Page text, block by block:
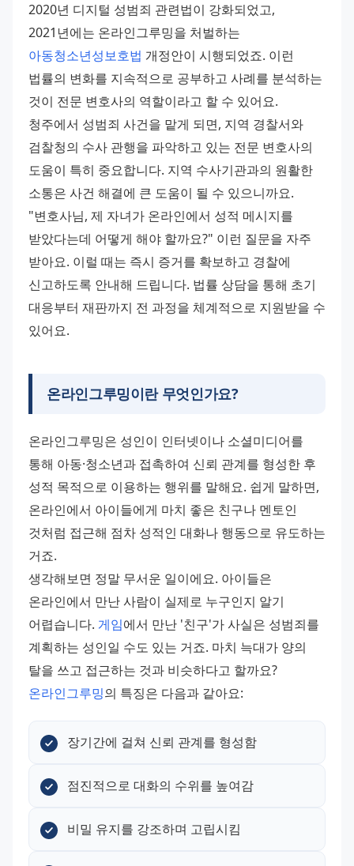
2020년 디지털 성범죄 관련법이 강화되었고,
아동청소년성보호법 개정안이 시행되었죠. 이런
법률의 변화를 지속적으로 공부하고 사례를 분석하는
것이 전문 변호사의 역할이라고 할 수 있어요.
청주에서 성범죄 사건을 맡게 되면, 지역 경찰서와
검찰청의 수사 관행을 파악하고 있는 전문 변호사의
도움이 특히 중요합니다. 지역 수사기관과의 원활한
소통은 사건 해결에 큰 도움이 될 수 있으니까요.
"변호사님, 제 자녀가 온라인에서 성적 메시지를
받았다는데 어떻게 해야 할까요?" 이런 질문을 자주
받아요. 이럴 때는 즉시 증거를 확보하고 경찰에
신고하도록 안내해 드립니다. 법률 상담을 통해 초기
대응부터 재판까지 전 과정을 체계적으로 지원받을 수
있어요.
온라인그루밍이란 무엇인가요?
온라인그루밍은 성인이 인터넷이나 소셜미디어를
통해 아동·청소년과 접촉하여 신뢰 관계를 형성한 후
성적 목적으로 이용하는 행위를 말해요. 쉽게 말하면,
온라인에서 아이들에게 마치 좋은 친구나 멘토인
것처럼 접근해 점차 성적인 대화나 행동으로 유도하는
거죠.
생각해보면 정말 무서운 일이에요. 아이들은
온라인에서 만난 사람이 실제로 누구인지 알기
어렵습니다. 게임에서 만난 '친구'가 사실은 성범죄를
계획하는 성인일 수도 있는 거죠. 마치 늑대가 양의
탈을 쓰고 접근하는 것과 비슷하다고 할까요?
온라인그루밍의 특징은 다음과 같아요:
장기간에 걸쳐 신뢰 관계를 형성함
점진적으로 대화의 수위를 높여감
비밀 유지를 강조하며 고립시킴